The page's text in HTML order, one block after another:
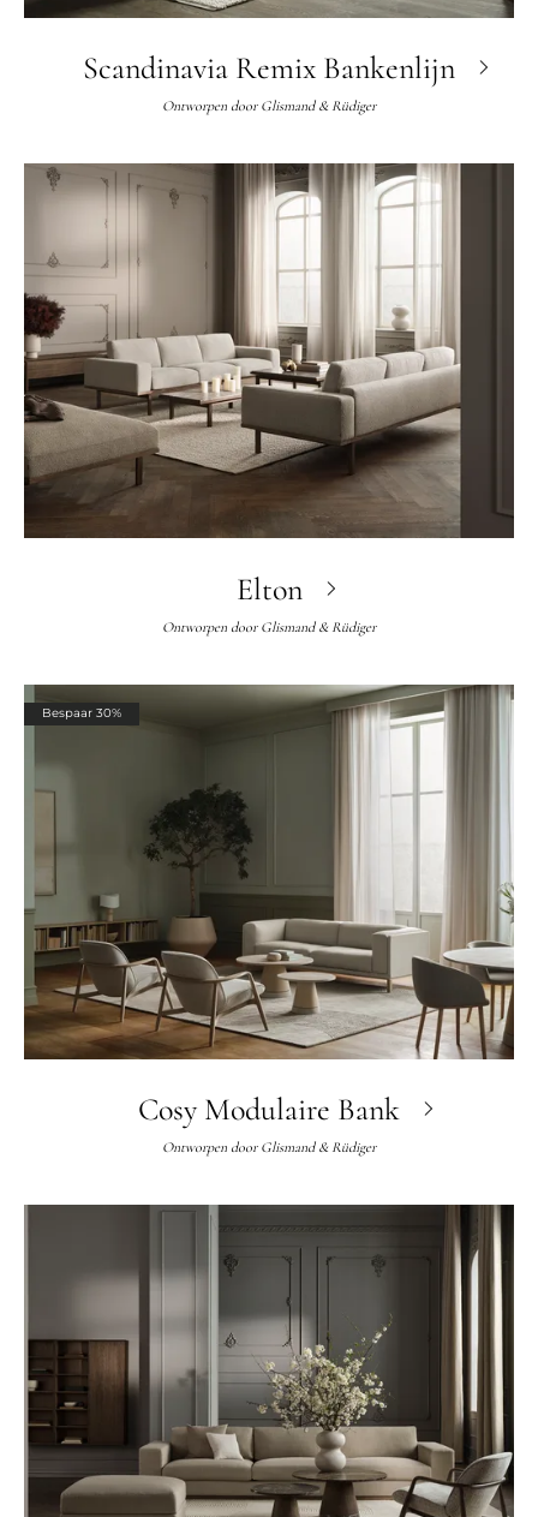
Scandinavia Remix Bankenlijn
Ontworpen door Glismand & Rüdiger
Elton
Ontworpen door Glismand & Rüdiger
Bespaar 30%
Cosy Modulaire Bank
Ontworpen door Glismand & Rüdiger